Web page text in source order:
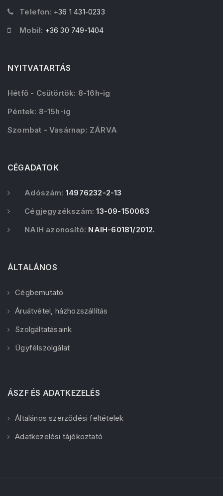
Telefon: +36 1 431-0233
Mobil: +36 30 749-1404
NYITVATARTÁS
Hétfő - Csütörtök: 8-16h-ig
Péntek: 8-15h-ig
Szombat - Vasárnap: ZÁRVA
CÉGADATOK
Adószám: 14976232-2-13
Cégjegyzékszám: 13-09-150063
NAIH azonosító: NAIH-60181/2012.
ÁLTALÁNOS
Cégbemutató
Áruátvétel, házhozszállítás
Szolgáltatásaink
Ügyfélszolgálat
ÁSZF ÉS ADATKEZELÉS
Általános szerződési feltételek
Adatkezelési tájékoztató